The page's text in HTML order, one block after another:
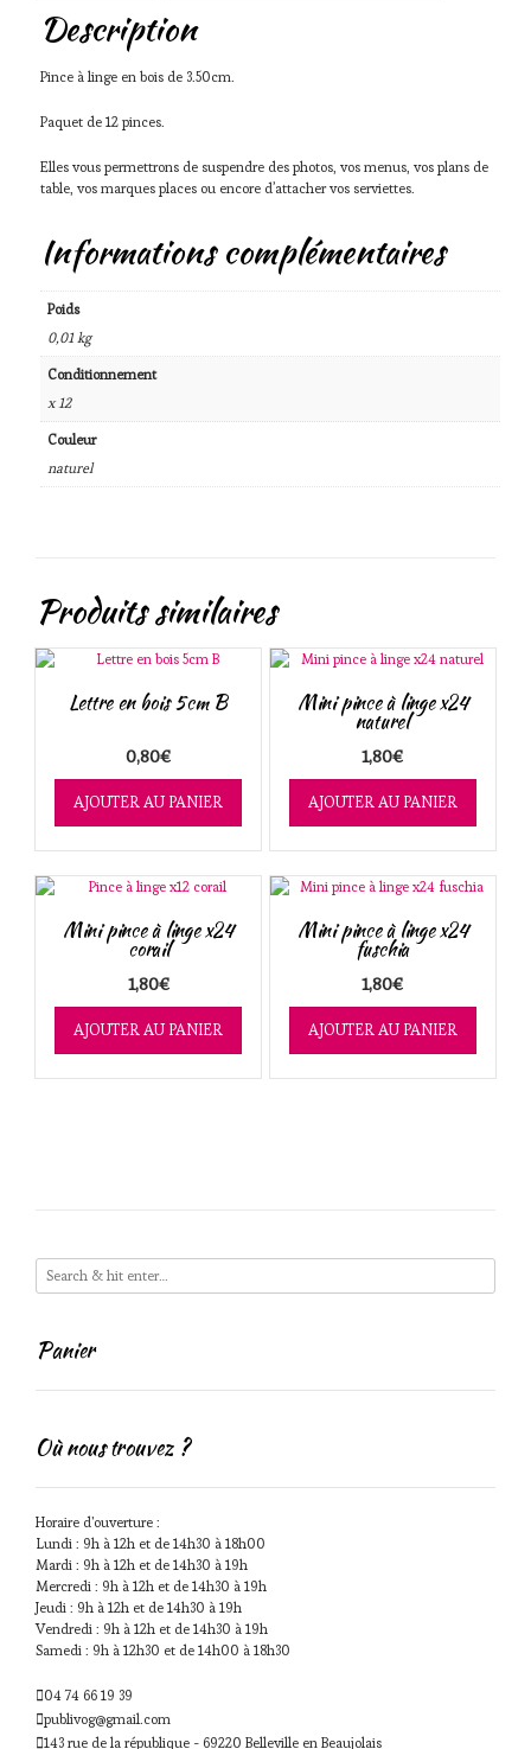
Description
Pince à linge en bois de 3.50cm.
Paquet de 12 pinces.
Elles vous permettrons de suspendre des photos, vos menus, vos plans de
table, vos marques places ou encore d’attacher vos serviettes.
Informations complémentaires
Poids
0,01 kg
Conditionnement
x 12
Couleur
naturel
Produits similaires
Lettre en bois 5cm B
0,80€
AJOUTER AU PANIER
Mini pince à linge x24
naturel
1,80€
AJOUTER AU PANIER
Mini pince à linge x24
corail
1,80€
AJOUTER AU PANIER
Mini pince à linge x24
fuschia
1,80€
AJOUTER AU PANIER
Panier
Où nous trouvez ?
Horaire d'ouverture :
Lundi : 9h à 12h et de 14h30 à 18h00
Mardi : 9h à 12h et de 14h30 à 19h
Mercredi : 9h à 12h et de 14h30 à 19h
Jeudi : 9h à 12h et de 14h30 à 19h
Vendredi : 9h à 12h et de 14h30 à 19h
Samedi : 9h à 12h30 et de 14h00 à 18h30
04 74 66 19 39
publivog@gmail.com
143 rue de la république - 69220 Belleville en Beaujolais